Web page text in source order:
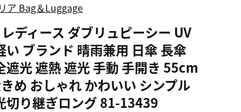
ア Bag＆Luggage
ディース ダブリュピーシー UV
い ブランド 晴雨兼用 日傘 長傘
遮光 遮熱 遮光 手動 手開き 55cm
め おしゃれ かわいい シンプル
切り継ぎロング 81-13439